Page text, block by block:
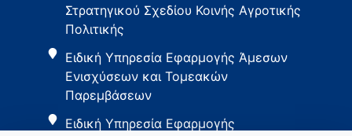
Στρατηγικού Σχεδίου Κοινής Αγροτικής
Πολιτικής
Ειδική Υπηρεσία Εφαρμογής Άμεσων
Ενισχύσεων και Τομεακών
Παρεμβάσεων
Ειδική Υπηρεσία Εφαρμογής